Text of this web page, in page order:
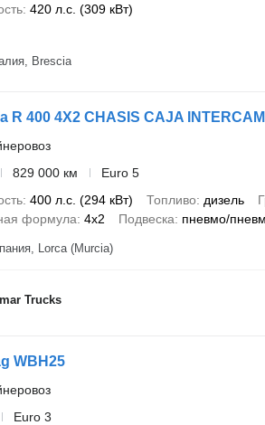
420 л.с. (309 кВт)
Brescia
R 400 4X2 CHASIS CAJA
829 000 км
Euro 5
400 л.с. (294 кВт) Топливо дизель
формула 4x2 Подвеска пневмо/
Lorca (Murcia)
Trucks
WBH25
Euro 3